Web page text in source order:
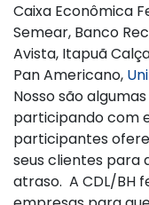
Caixa Econômica
Semear, Banco
Avista, Itapuã
Pan Americano,
Nosso são
participando com
participantes
seus clientes para
atraso. A CDL/BH